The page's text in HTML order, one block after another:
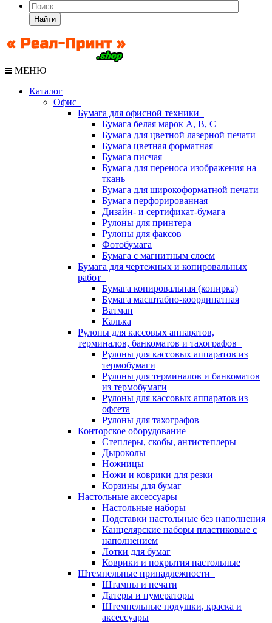
Найти
МЕНЮ
Каталог
Офис
Бумага для офисной техники
Бумага белая марок А, В, С
Бумага для цветной лазерной печати
Бумага цветная форматная
Бумага писчая
Бумага для переноса изображения на
ткань
Бумага для широкоформатной печати
Бумага перфорированная
Дизайн- и сертификат-бумага
Рулоны для принтера
Рулоны для факсов
Фотобумага
Бумага с магнитным слоем
Бумага для чертежных и копировальных
работ
Бумага копировальная (копирка)
Бумага масштабно-координатная
Ватман
Калька
Рулоны для кассовых аппаратов,
терминалов, банкоматов и тахографов
Рулоны для кассовых аппаратов из
термобумаги
Рулоны для терминалов и банкоматов
из термобумаги
Рулоны для кассовых аппаратов из
офсета
Рулоны для тахографов
Конторское оборудование
Степлеры, скобы, антистеплеры
Дыроколы
Ножницы
Ножи и коврики для резки
Корзины для бумаг
Настольные аксессуары
Настольные наборы
Подставки настольные без наполнения
Канцелярские наборы пластиковые с
наполнением
Лотки для бумаг
Коврики и покрытия настольные
Штемпельные принадлежности
Штампы и печати
Датеры и нумераторы
Штемпельные подушки, краска и
аксессуары